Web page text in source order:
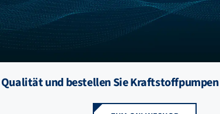
und bestellen Sie